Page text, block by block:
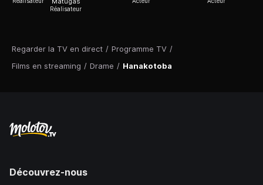
Regarder la TV en direct / Programme TV /
Films en streaming / Drame / Hanakotoba
Réalisateur
Découvrez-nous